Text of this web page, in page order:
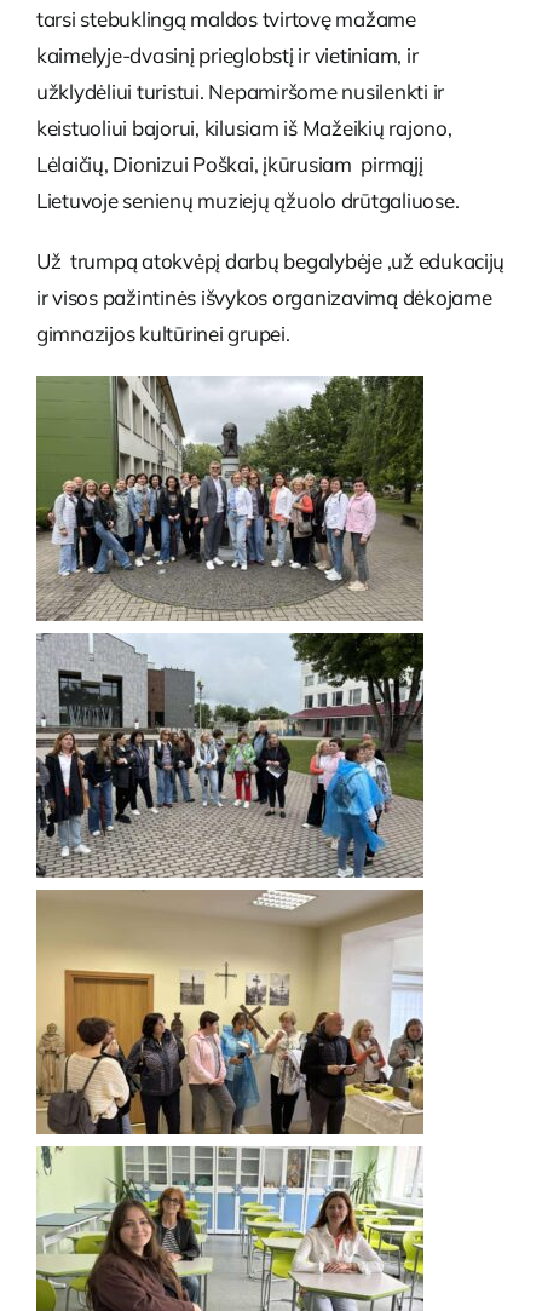
tarsi stebuklingą maldos tvirtovę mažame
kaimelyje-dvasinį prieglobstį ir vietiniam, ir
užklydėliui turistui. Nepamiršome nusilenkti ir
keistuoliui bajorui, kilusiam iš Mažeikių rajono,
Lėlaičių, Dionizui Poškai, įkūrusiam pirmąjį
Lietuvoje senienų muziejų ąžuolo drūtgaliuose.
Už trumpą atokvėpį darbų begalybėje ,už edukacijų
ir visos pažintinės išvykos organizavimą dėkojame
gimnazijos kultūrinei grupei.